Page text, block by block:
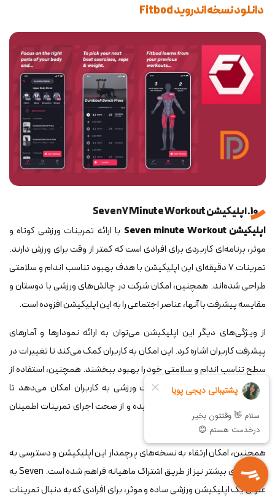
دانلود نسخه اندروید Fitbod
10. اپلیکیشن Seven 7 Minute Workout
اپلیکیشن Seven minute Workout
با ارائه تمرینات ورزشی کوتاه و
موثر، برنامه‌ای کاربردی برای افرادی است که کمتر از وقت برای ورزش دارند.
تمرینات 7 دقیقه‌ای این اپلیکیشن با هدف بهبود تناسب اندام و سلامتی
طراحی شده‌اند. همچنین، امکان شرکت در چالش‌های ورزشی با دوستان و
مقایسه پیشرفت با آنها، عناصر اجتماعی را به این اپلیکیشن افزوده است.
از ویژگی‌های دیگر این اپلیکیشن می‌توان به ارائه نمودارها و آمارهای
پیشرفت کاربران اشاره کرد. این امکان به کاربران کمک می‌کند تا تغییرات در
سطح تناسب اندام و سلامتی خود را بهبود ببخشند. همچنین، استفاده از
تکنولوژی گیف برای نمایش حرکات ورزشی به کاربران امکان می‌دهد تا
بهترین شکل اجرای حرکات را فهمیده و از صحت اجرای تمرینات اطمینان
حاصل کنند.
همچنین، امکان ارتقاء به نسخه‌های پرچمدار این اپلیکیشن و دسترسی به
ویژگی‌های بیشتر نیز از طریق اشتراک ماهیانه فراهم شده است. Seven به
عنوان یک اپلیکیشن ورزشی ساده و موثر، برای افرادی که به دنبال تمرینات